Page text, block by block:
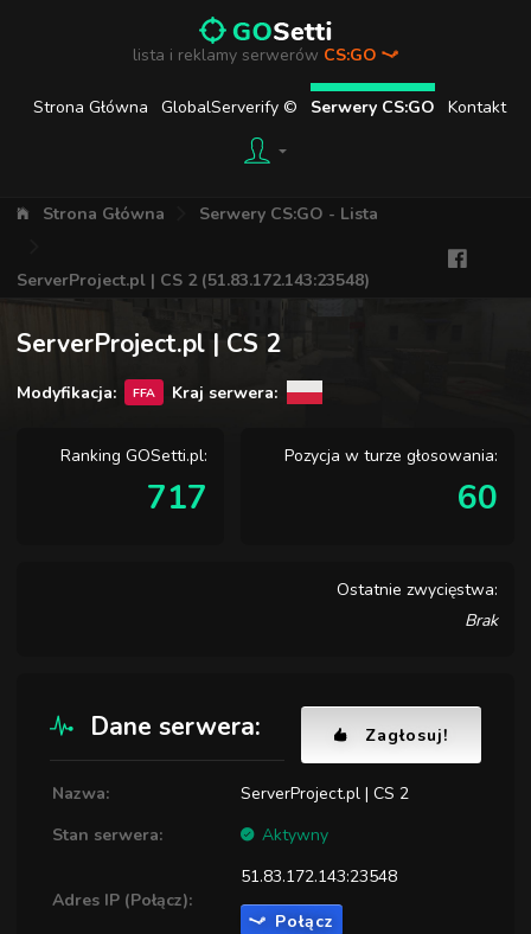
lista i reklamy serwerów CS:GO
Strona Główna GlobalServerify © Serwery CS:GO Kontakt
Strona Główna Serwery CS:GO - Lista
ServerProject.pl | CS 2 (51.83.172.143:23548)
ServerProject.pl | CS 2
Modyfikacja: FFA Kraj serwera:
Ranking GOSetti.pl:
717
Pozycja w turze głosowania:
60
Ostatnie zwycięstwa:
Brak
Dane serwera: Zagłosuj!
Nazwa:
ServerProject.pl | CS 2
Stan serwera:
Aktywny
Adres IP (Połącz):
51.83.172.143:23548
Połącz